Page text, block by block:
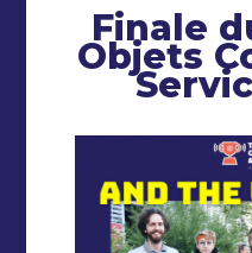
Finale
Objets